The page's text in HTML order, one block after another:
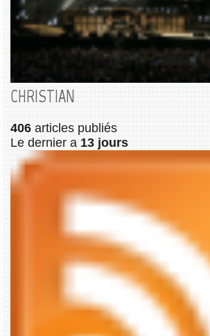
CHRISTIAN
406 articles publiés
Le dernier a 13 jours